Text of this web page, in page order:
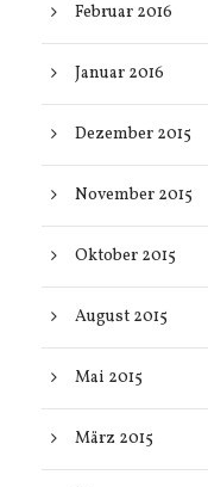
Februar 2016
Januar 2016
Dezember 2015
November 2015
Oktober 2015
August 2015
Mai 2015
März 2015